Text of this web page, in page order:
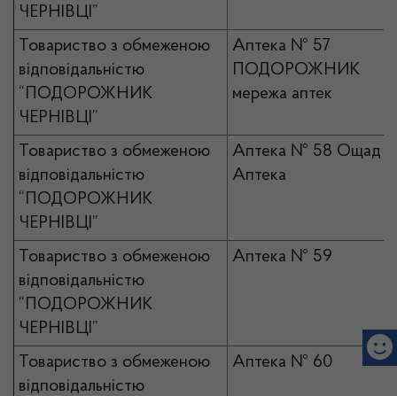
ЧЕРНІВЦІ”
Товариство з обмеженою
відповідальністю
“ПОДОРОЖНИК
ЧЕРНІВЦІ”
Аптека № 57
ПОДОРОЖНИК
мережа аптек
Товариство з обмеженою
відповідальністю
“ПОДОРОЖНИК
ЧЕРНІВЦІ”
Аптека № 58 Ощад
Аптека
Товариство з обмеженою
відповідальністю
“ПОДОРОЖНИК
ЧЕРНІВЦІ”
Аптека № 59
Товариство з обмеженою
відповідальністю
Аптека № 60